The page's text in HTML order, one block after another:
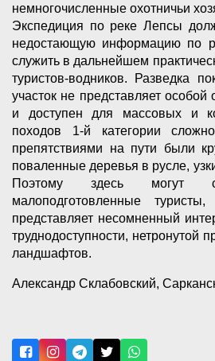
немногочисленные охотничьи
Экспедиция по реке Лепсы
недостающую информацию по
служить в дальнейшем
туристов-водников. Разведка
участок не представляет особой
и доступен для массовых и
походов 1-й категории
препятствиями на пути были
поваленные деревья в русле,
Поэтому здесь могут
малоподготовленные
представляет несомненный
труднодоступности, нетронутой
ландшафтов.
Александр Склабовский,